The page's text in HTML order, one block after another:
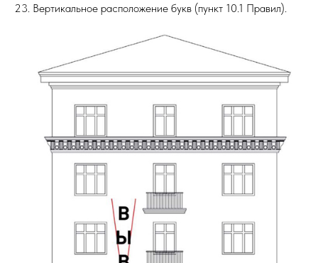
23. Вертикальное расположение букв (пункт 10.1 Правил).